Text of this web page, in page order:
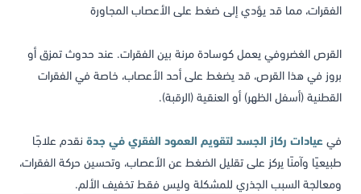
الفقرات، مما قد يؤدي إلى ضغط على الأعصاب المجاورة
القرص الغضروفي يعمل كوسادة مرنة بين الفقرات. عند حدوث تمزق أو
بروز في هذا القرص، قد يضغط على أحد الأعصاب، خاصة في الفقرات
القطنية (أسفل الظهر) أو العنقية (الرقبة).
فيعيادات ركاز الجسد لتقويم العمود الفقري في جدة نقدم علاجًا
طبيعيًا وآمنًا يركز على تقليل الضغط عن الأعصاب، وتحسين حركة الفقرات،
ومعالجة السبب الجذري للمشكلة وليس فقط تخفيف الألم.